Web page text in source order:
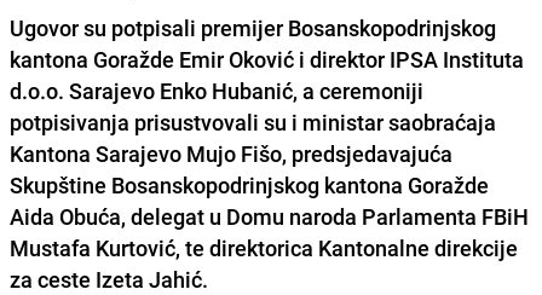
Ugovor su potpisali premijer Bosanskopodrinjskog
kantona Goražde Emir Oković i direktor IPSA Instituta
d.o.o. Sarajevo Enko Hubanić, a ceremoniji
potpisivanja prisustvovali su i ministar saobraćaja
Kantona Sarajevo Mujo Fišo, predsjedavajuća
Skupštine Bosanskopodrinjskog kantona Goražde
Aida Obuća, delegat u Domu naroda Parlamenta FBiH
Mustafa Kurtović, te direktorica Kantonalne direkcije
za ceste Izeta Jahić.